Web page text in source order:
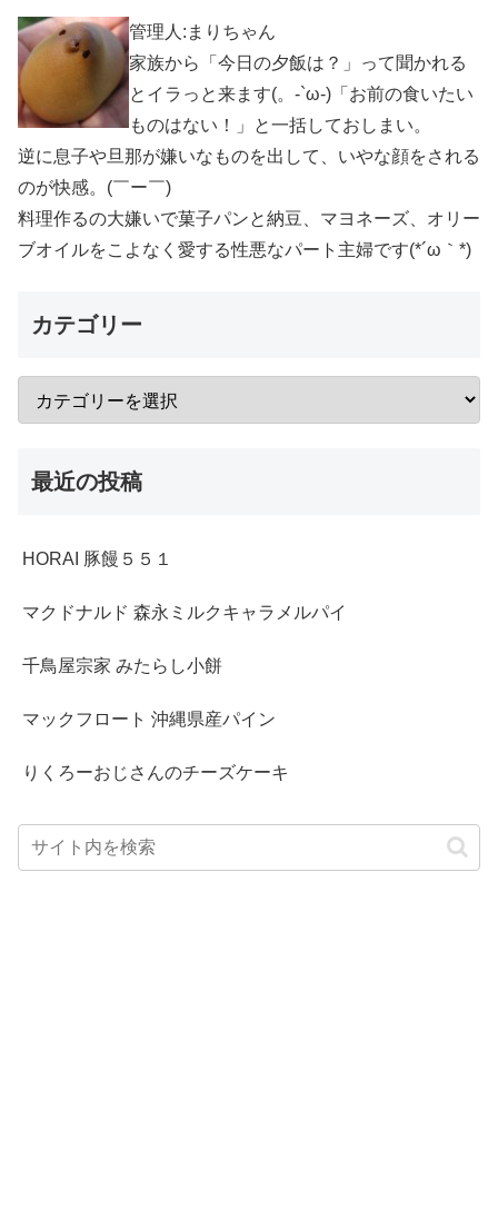
管理人:まりちゃん
家族から「今日の夕飯は？」って聞かれる
とイラっと来ます(。-`ω-)「お前の食いたい
ものはない！」と一括しておしまい。
逆に息子や旦那が嫌いなものを出して、いやな顔をされる
のが快感。(￣ー￣)
料理作るの大嫌いで菓子パンと納豆、マヨネーズ、オリー
ブオイルをこよなく愛する性悪なパート主婦です(*´ω｀*)
カテゴリー
最近の投稿
HORAI 豚饅５５１
マクドナルド 森永ミルクキャラメルパイ
千鳥屋宗家 みたらし小餅
マックフロート 沖縄県産パイン
りくろーおじさんのチーズケーキ